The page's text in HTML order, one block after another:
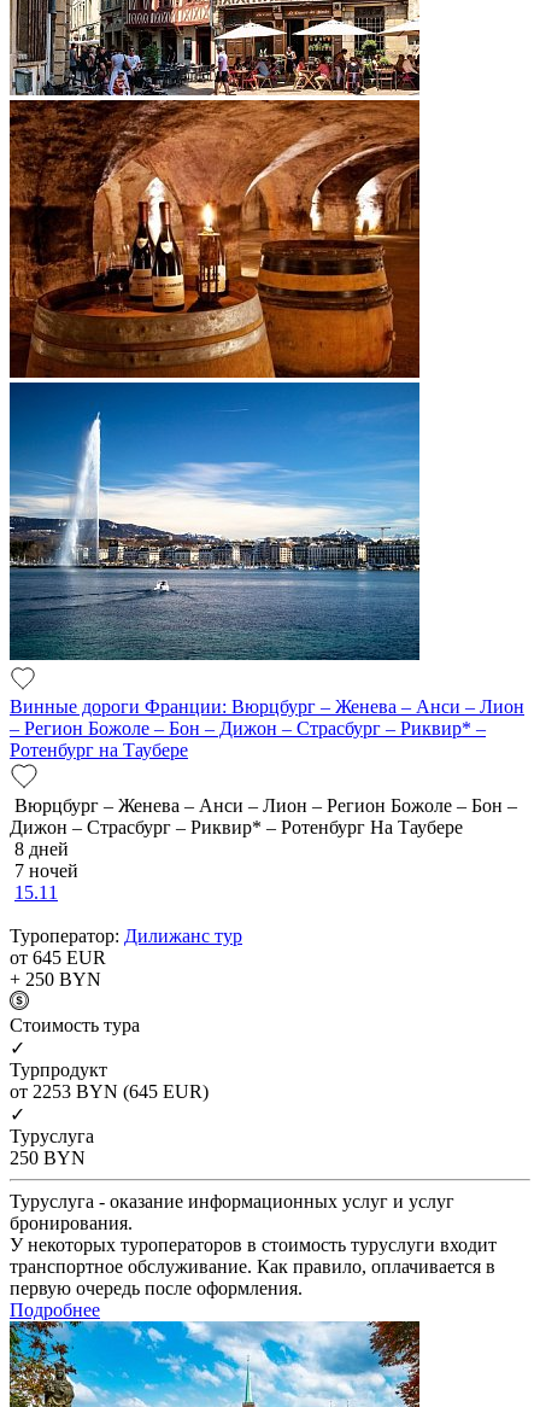
Винные дороги Франции: Вюрцбург – Женева – Анси – Лион
– Регион Божоле – Бон – Дижон – Страсбург – Риквир* –
Ротенбург на Таубере
Вюрцбург – Женева – Анси – Лион – Регион Божоле – Бон –
Дижон – Страсбург – Риквир* – Ротенбург На Таубере
8 дней
7 ночей
15.11
Туроператор: Дилижанс тур
от 645 EUR
+ 250 BYN
Cтоимость тура
✓
Турпродукт
от 2253 BYN (645 EUR)
✓
Туруслуга
250 BYN
Туруслуга - оказание информационных услуг и услуг
бронирования.
У некоторых туроператоров в стоимость туруслуги входит
транспортное обслуживание. Как правило, оплачивается в
первую очередь после оформления.
Подробнее